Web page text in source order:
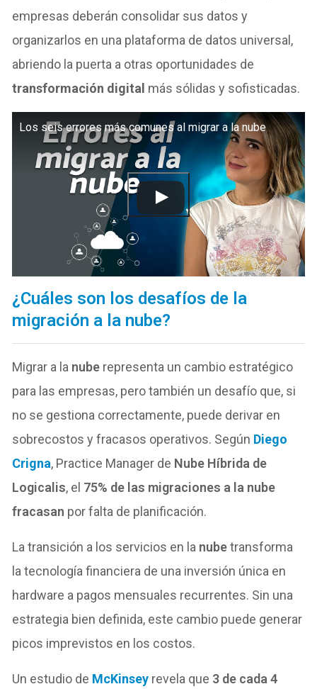
empresas deberán consolidar sus datos y
organizarlos en una plataforma de datos universal,
abriendo la puerta a otras oportunidades de
transformación digital más sólidas y sofisticadas.
Los seis errores más comunes al migrar a la nube
¿Cuáles son los desafíos de la
migración a la nube?
Migrar a la nube representa un cambio estratégico
para las empresas, pero también un desafío que, si
no se gestiona correctamente, puede derivar en
sobrecostos y fracasos operativos. Según Diego
Crigna, Practice Manager de Nube Híbrida de
Logicalis, el 75% de las migraciones a la nube
fracasan por falta de planificación.
La transición a los servicios en la nubetransforma
la tecnología financiera de una inversión única en
hardware a pagos mensuales recurrentes. Sin una
estrategia bien definida, este cambio puede generar
picos imprevistos en los costos.
Un estudio de McKinsey revela que 3 de cada 4